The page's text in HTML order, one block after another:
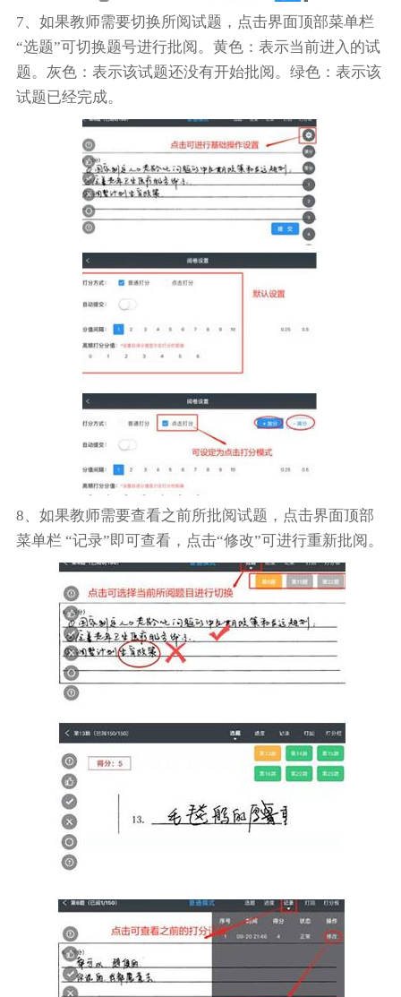
7、如果教师需要切换所阅试题，点击界面顶部菜单栏
“选题”可切换题号进行批阅。黄色：表示当前进入的试
题。灰色：表示该试题还没有开始批阅。绿色：表示该
试题已经完成。
8、如果教师需要查看之前所批阅试题，点击界面顶部
菜单栏 “记录”即可查看，点击“修改”可进行重新批阅。